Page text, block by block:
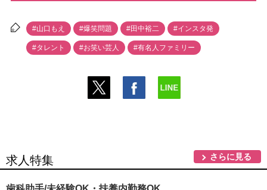
#山口もえ #爆笑問題 #田中裕二 #インスタ発
#タレント #お笑い芸人 #有名人ファミリー
求人特集 さらに見る